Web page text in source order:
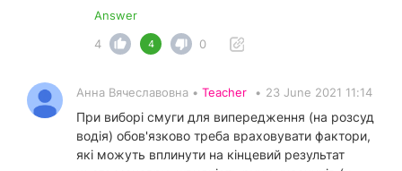
Answer
4
4 0
Анна Вячеславовна • Teacher • 23 June 2021 11:14
При виборі смуги для випередження (на розсуд
водія) обов'язково треба враховувати фактори,
які можуть вплинути на кінцевий результат